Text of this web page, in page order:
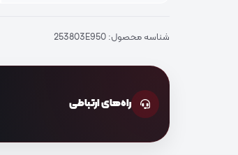
شناسه محصول:253803E950
راه‌های ارتباطی